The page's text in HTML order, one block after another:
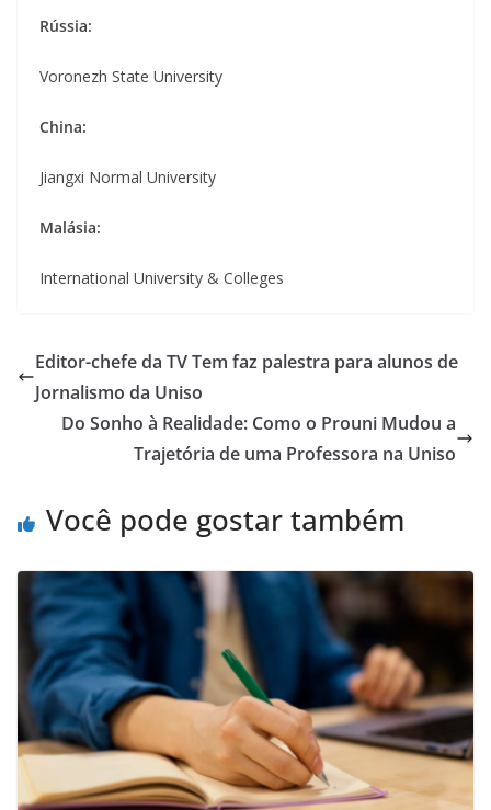
Rússia:
Voronezh State University
China:
Jiangxi Normal University
Malásia:
International University & Colleges
Editor-chefe da TV Tem faz palestra para alunos de
Jornalismo da Uniso
Do Sonho à Realidade: Como o Prouni Mudou a
Trajetória de uma Professora na Uniso
Você pode gostar também